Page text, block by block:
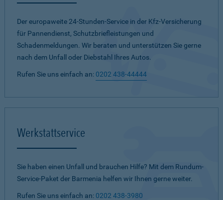
Der europaweite 24-Stunden-Service in der Kfz-Versicherung
für Pannendienst, Schutzbriefleistungen und
Schadenmeldungen. Wir beraten und unterstützen Sie gerne
nach dem Unfall oder Diebstahl Ihres Autos.
Rufen Sie uns einfach an: 0202 438-44444
Werkstattservice
Sie haben einen Unfall und brauchen Hilfe? Mit dem Rundum-
Service-Paket der Barmenia helfen wir Ihnen gerne weiter.
Rufen Sie uns einfach an: 0202 438-3980